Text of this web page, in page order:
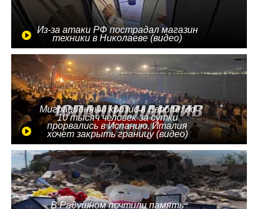
Из-за атаки РФ пострадал магазин
техники в Николаеве (видео)
Миграционный кризис в Европе: до
10 тысяч человек за сутки
прорвались в Испанию, Италия
хочет закрыть границу (видео)
В Радушном почтили память